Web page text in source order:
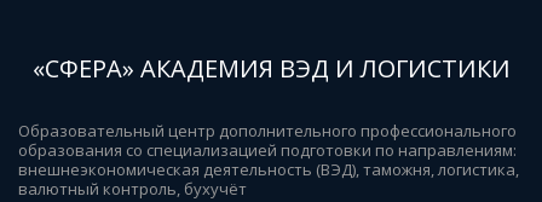
«СФЕРА» АКАДЕМИЯ ВЭД И ЛОГИСТИКИ
Образовательный центр дополнительного профессионального
образования со специализацией подготовки по направлениям:
внешнеэкономическая деятельность (ВЭД), таможня, логистика,
валютный контроль, бухучёт